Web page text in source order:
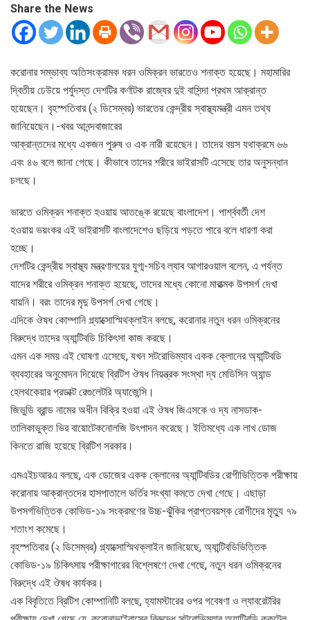
Share the News
করোনার সম্ভাব্য অতিসংক্রামক ধরন ওমিক্রন ভারতেও শনাক্ত হয়েছে। মহামারির
দ্বিতীয় ঢেউয়ে পর্যুদস্ত দেশটির কর্ণাটক রাজ্যের দুই বাসিন্দা প্রথম আক্রান্ত
হয়েছেন। বৃহস্পতিবার (২ ডিসেম্বর) ভারতের কেন্দ্রীয় স্বাস্থ্যমন্ত্রী এমন তথ্য
জানিয়েছেন।-খবর আনন্দবাজারের
আক্রান্তদের মধ্যে একজন পুরুষ ও এক নারী রয়েছেন। তাদের বয়স যথাক্রমে ৬৬
এবং ৪৬ বলে জানা গেছে। কীভাবে তাদের শরীরে ভাইরাসটি এসেছে তার অনুসন্ধান
চলছে।
ভারতে ওমিক্রন শনাক্ত হওয়ায় আতঙ্কে রয়েছে বাংলাদেশ। পার্শ্ববর্তী দেশ
হওয়ায় ভয়ংকর এই ভাইরাসটি বাংলাদেশেও ছড়িয়ে পড়তে পারে বলে ধারণা করা
হচ্ছে।
দেশটির কেন্দ্রীয় স্বাস্থ্য মন্ত্রণালয়ের যুগ্ম-সচিব ল্যাব আগারওয়াল বলেন, এ পর্যন্ত
যাদের শরীরে ওমিক্রন শনাক্ত হয়েছে, তাদের মধ্যে কোনো মারাত্মক উপসর্গ দেখা
যায়নি। বরং তাদের মৃদু উপসর্গ দেখা গেছে।
এদিকে ঔষধ কোম্পানি গ্ল্যাক্সোস্মিথক্লাইন বলছে, করোনার নতুন ধরন ওমিক্রনের
বিরুদ্ধে তাদের অ্যান্টিবডি চিকিৎসা কাজ করছে।
এমন এক সময় এই ঘোষণা এসেছে, যখন সটরোভিম্যাব একক ক্লোনের অ্যান্টিবডি
ব্যবহারের অনুমোদন দিয়েছে ব্রিটিশ ঔষধ নিয়ন্ত্রক সংস্থা দ্য মেডিসিন অ্যান্ড
হেলথকেয়ার প্রডাক্ট রেগুলেটরি অ্যাজেন্সি।
জিভুডি ব্রান্ড নামের অধীন বিক্রি হওয়া এই ঔষধ জিএসকে ও দ্য নাসডাক-
তালিকাভুক্ত ভির বায়োটেকনোলজি উৎপাদন করেছে। ইতিমধ্যে এক লাখ ডোজ
কিনতে রাজি হয়েছে ব্রিটিশ সরকার।
এমএইচআরএ বলছে, এক ডোজের একক ক্লোনের অ্যান্টিবডির রোগীভিত্তিক পরীক্ষায়
করোনায় আক্রান্তদের হাসপাতালে ভর্তির সংখ্যা কমতে দেখা গেছে। এছাড়া
উপসর্গভিত্তিক কোভিড-১৯ সংক্রমণের উচ্চ-ঝুঁকির প্রাপ্তবয়স্ক রোগীদের মৃত্যু ৭৯
শতাংশ কমেছে।
বৃহস্পতিবার (২ ডিসেম্বর) গ্ল্যাক্সোস্মিথক্লাইন জানিয়েছে, অ্যান্টিবডিভিত্তিক
কোভিড-১৯ চিকিৎসায় পরীক্ষাগারের বিশ্লেষণে দেখা গেছে, নতুন ধরন ওমিক্রনের
বিরুদ্ধে এই ঔষধ কার্যকর।
এক বিবৃতিতে ব্রিটিশ কোম্পানিটি বলছে, হ্যামস্টারের ওপর গবেষণা ও ল্যাবরেটরির